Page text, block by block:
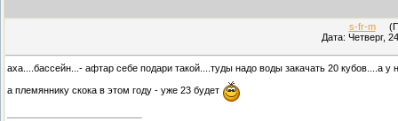
s-fr-m
Дата: Четверг,
аха....бассейн...- афтар себе подари такой....туды надо воды закачать 20 кубов....а у
а племяннику скока в этом году - уже 23 будет